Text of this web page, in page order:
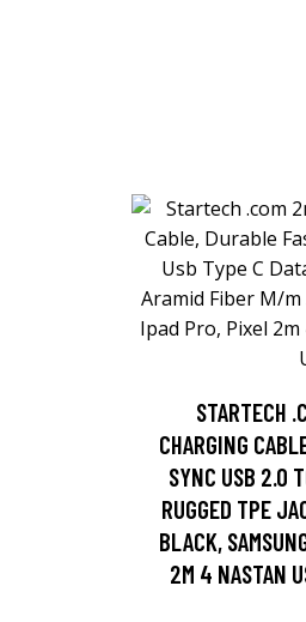
STARTECH
CHARGING
SYNC USB 2.0
RUGGED TPE
BLACK,
2M 4 NASTAN